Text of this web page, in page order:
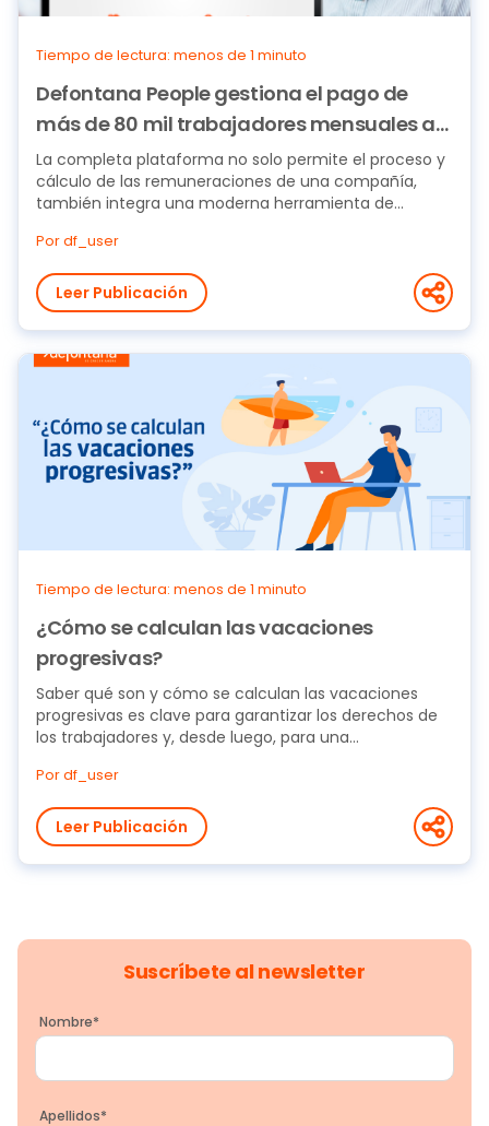
Tiempo de lectura: menos de 1 minuto
Defontana People gestiona el pago de
más de 80 mil trabajadores mensuales a
lo largo de todo el país
La completa plataforma no solo permite el proceso y
cálculo de las remuneraciones de una compañía,
también integra una moderna herramienta de...
Por df_user
Leer Publicación
Tiempo de lectura: menos de 1 minuto
¿Cómo se calculan las vacaciones
progresivas?
Saber qué son y cómo se calculan las vacaciones
progresivas es clave para garantizar los derechos de
los trabajadores y, desde luego, para una...
Por df_user
Leer Publicación
Suscríbete al newsletter
Nombre*
Apellidos*